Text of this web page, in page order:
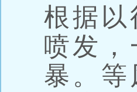
根据
喷发
暴。